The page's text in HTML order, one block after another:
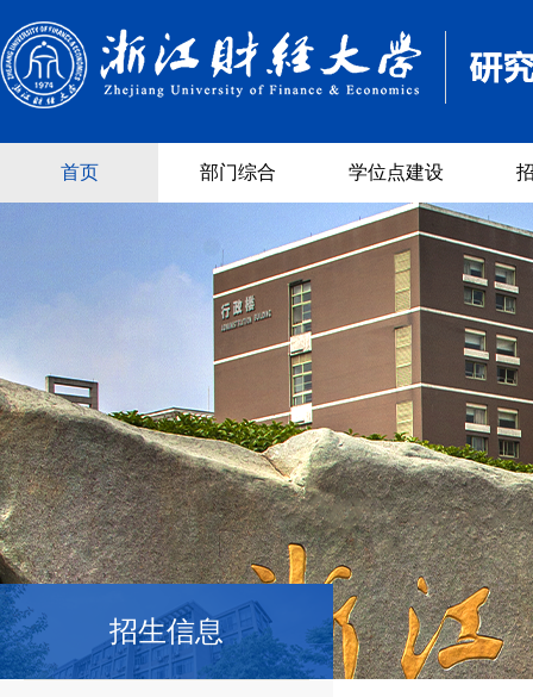
首页 部门综合 学位点建设
招生信息